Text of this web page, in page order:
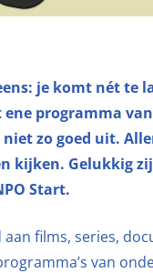
je komt nét te
ene programma
zo goed uit.
Gelukkig
Start.
films, series,
van